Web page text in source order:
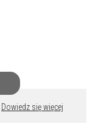
Dowiedz się więcej